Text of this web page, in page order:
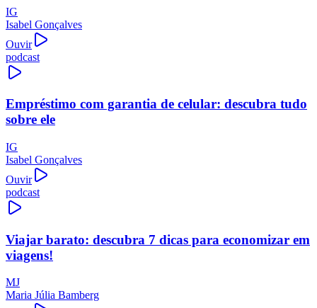
IG
Isabel Gonçalves
Ouvir
podcast
Empréstimo com garantia de celular: descubra tudo
sobre ele
IG
Isabel Gonçalves
Ouvir
podcast
Viajar barato: descubra 7 dicas para economizar em
viagens!
MJ
Maria Júlia Bamberg